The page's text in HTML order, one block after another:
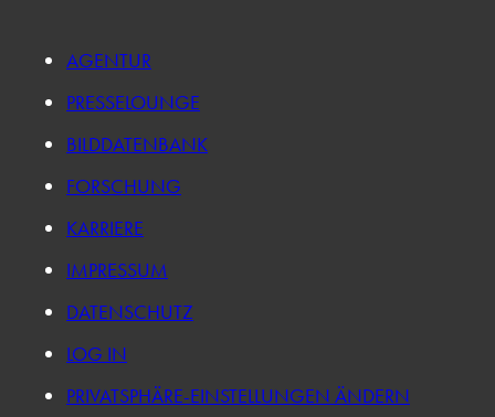
AGENTUR
PRESSELOUNGE
BILDDATENBANK
FORSCHUNG
KARRIERE
IMPRESSUM
DATENSCHUTZ
LOG IN
PRIVATSPHÄRE-EINSTELLUNGEN ÄNDERN